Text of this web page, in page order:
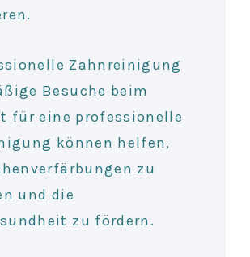
Zahnreinigung
Besuche beim
für eine professionelle
können helfen,
zu
und die
zu fördern.